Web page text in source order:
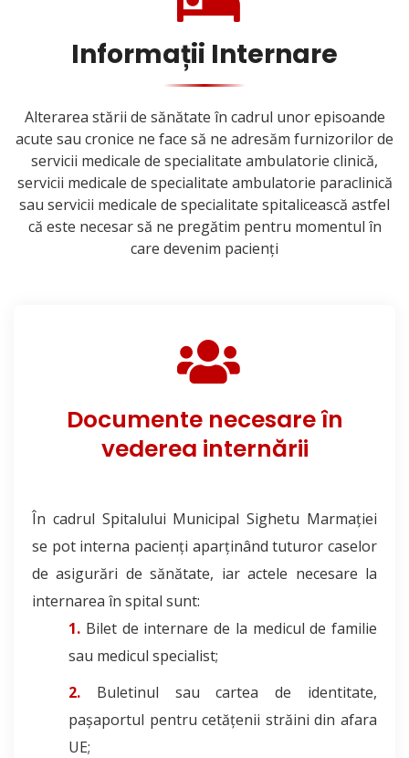
Informații Internare
Alterarea stării de sănătate în cadrul unor episoande
acute sau cronice ne face să ne adresăm furnizorilor de
servicii medicale de specialitate ambulatorie clinică,
servicii medicale de specialitate ambulatorie paraclinică
sau servicii medicale de specialitate spitalicească astfel
că este necesar să ne pregătim pentru momentul în
care devenim pacienți
Documente necesare în
vederea internării
În cadrul Spitalului Municipal Sighetu Marmației
se pot interna pacienți aparținând tuturor caselor
de asigurări de sănătate, iar actele necesare la
internarea în spital sunt:
Bilet de internare de la medicul de familie
sau medicul specialist;
Buletinul sau cartea de identitate,
pașaportul pentru cetățenii străini din afara
UE;